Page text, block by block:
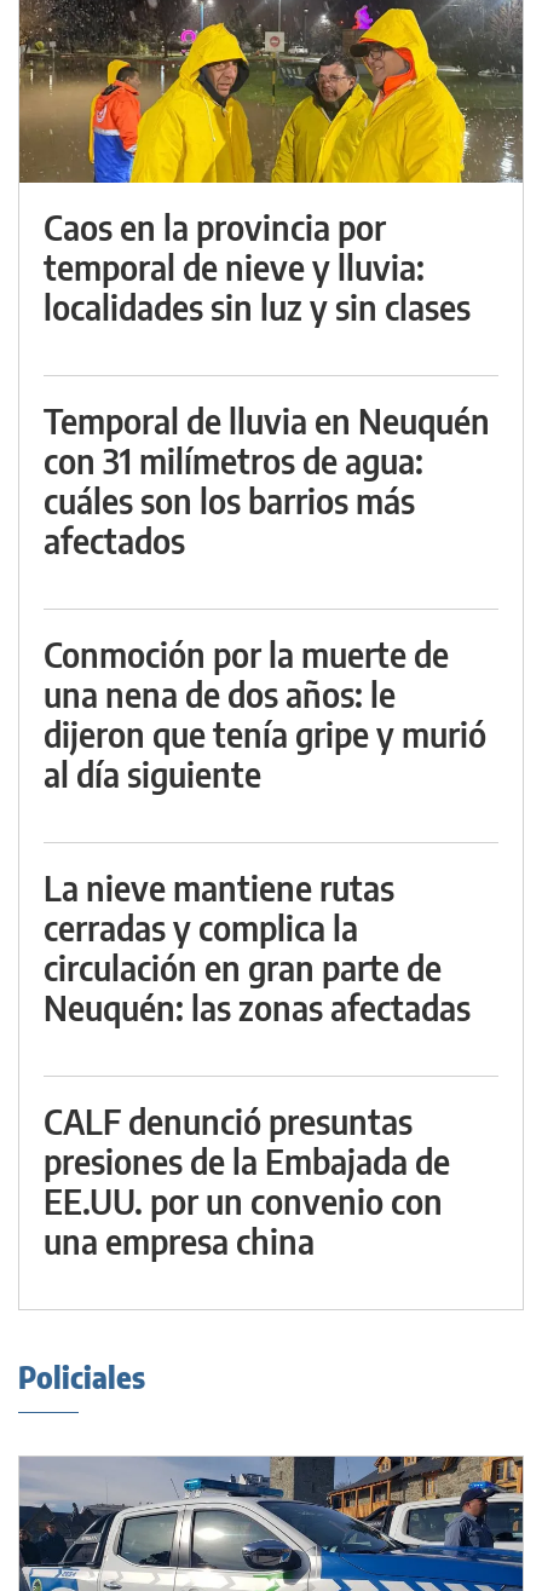
Caos en la provincia por
temporal de nieve y lluvia:
localidades sin luz y sin clases
Temporal de lluvia en Neuquén
con 31 milímetros de agua:
cuáles son los barrios más
afectados
Conmoción por la muerte de
una nena de dos años: le
dijeron que tenía gripe y murió
al día siguiente
La nieve mantiene rutas
cerradas y complica la
circulación en gran parte de
Neuquén: las zonas afectadas
CALF denunció presuntas
presiones de la Embajada de
EE.UU. por un convenio con
una empresa china
Policiales